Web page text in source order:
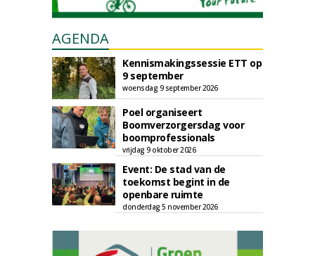
AGENDA
Kennismakingssessie ETT op
9 september
woensdag 9 september 2026
Poel organiseert
Boomverzorgersdag voor
boomprofessionals
vrijdag 9 oktober 2026
Event: De stad van de
toekomst begint in de
openbare ruimte
donderdag 5 november 2026